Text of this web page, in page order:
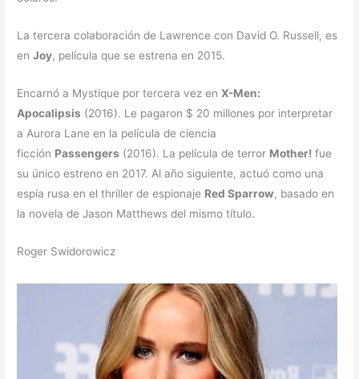
La tercera colaboración de Lawrence con David O. Russell, es
enJoy, película que se estrena en 2015.
Encarnó a Mystique por tercera vez enX-Men:
Apocalipsis (2016). Le pagaron $ 20 millones por interpretar
a Aurora Lane en la película de ciencia
ficción Passengers (2016). La película de terror Mother! fue
su único estreno en 2017. Al año siguiente, actuó como una
espía rusa en el thriller de espionaje Red Sparrow, basado en
la novela de Jason Matthews del mismo título.
Roger Swidorowicz